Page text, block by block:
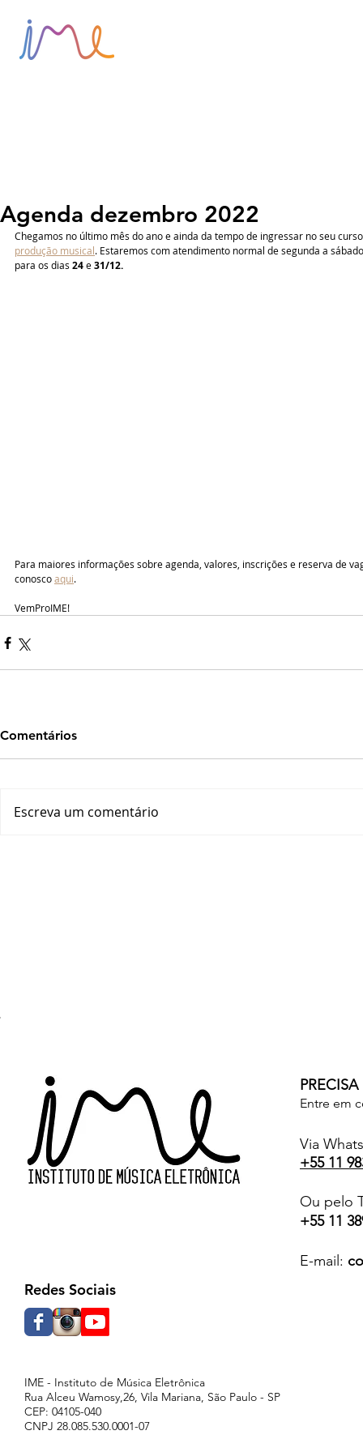
Agenda dezembro 2022
Chegamos no último mês do ano e ainda da tempo de ingressar no seu
produção musical. Estaremos com atendimento normal de segunda a
para os dias 24 e 31/12.
Para maiores informações sobre agenda, valores, inscrições e reserva de
conosco aqui.
VemProIME!
Comentários
Escreva um comentário
Redes Sociais
Entre em
Via
+55 11
Ou pelo
+55 11
E-mail:
IME - Instituto de Música Eletrônica
Rua Alceu Wamosy,26, Vila Mariana, São Paulo - SP
CEP: 04105-040
CNPJ 28.085.530.0001-07